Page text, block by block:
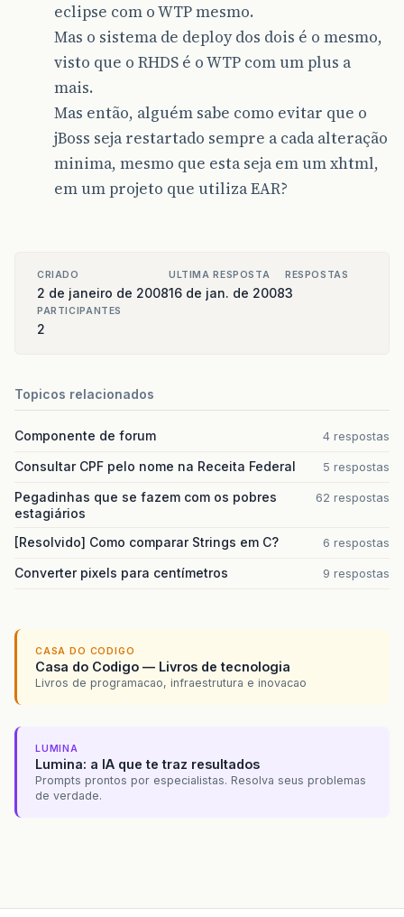
eclipse com o WTP mesmo.
Mas o sistema de deploy dos dois é o mesmo,
visto que o RHDS é o WTP com um plus a
mais.
Mas então, alguém sabe como evitar que o
jBoss seja restartado sempre a cada alteração
minima, mesmo que esta seja em um xhtml,
em um projeto que utiliza EAR?
CRIADO
2 de janeiro de 2008
ULTIMA RESPOSTA
16 de jan. de 2008
RESPOSTAS
3
PARTICIPANTES
2
Topicos relacionados
Componente de forum 4 respostas
Consultar CPF pelo nome na Receita Federal 5 respostas
Pegadinhas que se fazem com os pobres
estagiários
62 respostas
[Resolvido] Como comparar Strings em C? 6 respostas
Converter pixels para centímetros 9 respostas
CASA DO CODIGO
Casa do Codigo — Livros de tecnologia
Livros de programacao, infraestrutura e inovacao
LUMINA
Lumina: a IA que te traz resultados
Prompts prontos por especialistas. Resolva seus problemas
de verdade.